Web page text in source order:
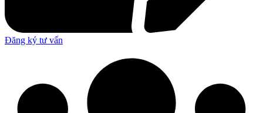
Đăng ký tư vấn